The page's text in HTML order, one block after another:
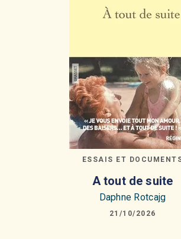
ESSAIS ET
A tout de suite
Daphne Rotcajg
21/10/2026